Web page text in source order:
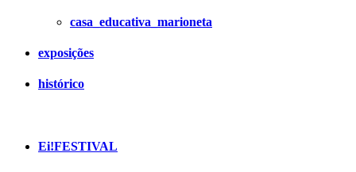
casa_educativa_marioneta
exposições
histórico
Ei!FESTIVAL